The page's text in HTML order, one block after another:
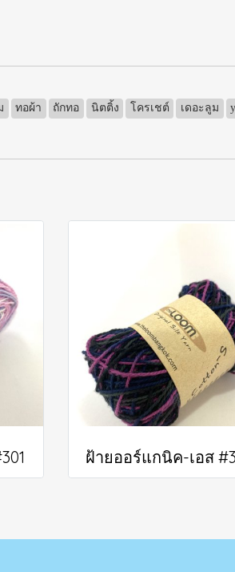
ทอผ้า ถักทอ นิตติ้ง โครเชต์ เดอะลูม
ฝ้ายออร์แกนิค-เอส